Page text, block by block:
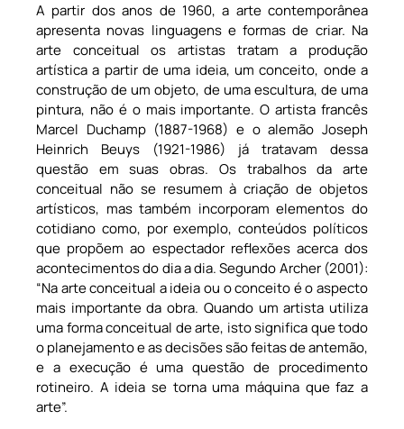
A partir dos anos de 1960, a arte contemporânea
apresenta novas linguagens e formas de criar. Na
arte conceitual os artistas tratam a produção
artística a partir de uma ideia, um conceito, onde a
construção de um objeto, de uma escultura, de uma
pintura, não é o mais importante. O artista francês
Marcel Duchamp (1887-1968) e o alemão Joseph
Heinrich Beuys (1921-1986) já tratavam dessa
questão em suas obras. Os trabalhos da arte
conceitual não se resumem à criação de objetos
artísticos, mas também incorporam elementos do
cotidiano como, por exemplo, conteúdos políticos
que propõem ao espectador reflexões acerca dos
acontecimentos do dia a dia. Segundo Archer (2001):
“Na arte conceitual a ideia ou o conceito é o aspecto
mais importante da obra. Quando um artista utiliza
uma forma conceitual de arte, isto significa que todo
o planejamento e as decisões são feitas de antemão,
e a execução é uma questão de procedimento
rotineiro. A ideia se torna uma máquina que faz a
arte”.